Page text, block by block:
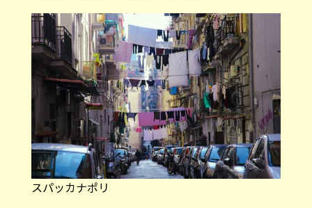
スパッカナポリ